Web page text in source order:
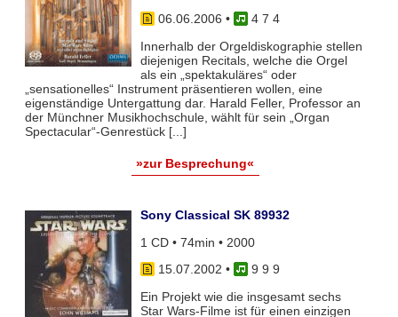
06.06.2006 •
4 7 4
Innerhalb der Orgeldiskographie stellen
diejenigen Recitals, welche die Orgel
als ein „spektakuläres“ oder
„sensationelles“ Instrument präsentieren wollen, eine
eigenständige Untergattung dar. Harald Feller, Professor an
der Münchner Musikhochschule, wählt für sein „Organ
Spectacular“-Genrestück [...]
»zur Besprechung«
Sony Classical SK 89932
1 CD • 74min • 2000
15.07.2002 •
9 9 9
Ein Projekt wie die insgesamt sechs
Star Wars-Filme ist für einen einzigen